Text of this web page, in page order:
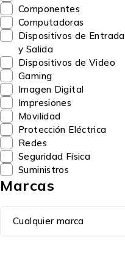
Componentes
Computadoras
Dispositivos de Entrada
y Salida
Dispositivos de Video
Gaming
Imagen Digital
Impresiones
Movilidad
Protección Eléctrica
Redes
Seguridad Física
Suministros
Marcas